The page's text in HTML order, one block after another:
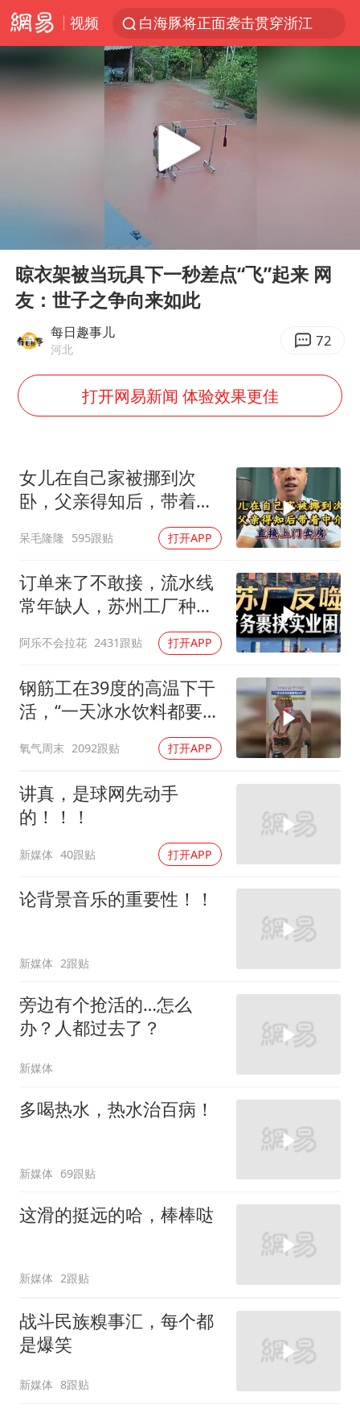
视频
白海豚将正面袭击贯穿浙江
黄金创今年来最大单周涨幅
四川宜宾市珙县发生3.4级地震
香港宏福苑火灾或由烟头引起
女主硬加吻戏短剧已下架
郑丽文：台湾从来没有“独立”过
实时追踪台风白海豚
刘浩存百花奖开幕式红裙起舞
多个明星演唱会取消
制冰厂工人旺季能月入一万三
人民的健康、体质、幸福一脉相承
Play
晾衣架被当玩具下一秒差点“飞”起来 网
友：世子之争向来如此
每日趣事儿
河北 72
打开网易新闻 体验效果更佳
女儿在自己家被挪到次
卧，父亲得知后，带着中
呆毛隆隆 595跟贴 打开APP
订单来了不敢接，流水线
常年缺人，苏州工厂种下
阿乐不会拉花 2431跟贴 打开APP
钢筋工在39度的高温下干
活，“一天冰水饮料都要喝
20斤”，男子：不喝这些，
根本没力气干活
氧气周末 2092跟贴 打开APP
讲真，是球网先动手
的！！！
新媒体 40跟贴 打开APP
论背景音乐的重要性！！
新媒体 2跟贴
旁边有个抢活的…怎么
办？人都过去了？
新媒体
多喝热水，热水治百病！
新媒体 69跟贴
这滑的挺远的哈，棒棒哒
新媒体 2跟贴
战斗民族糗事汇，每个都
是爆笑
新媒体 8跟贴